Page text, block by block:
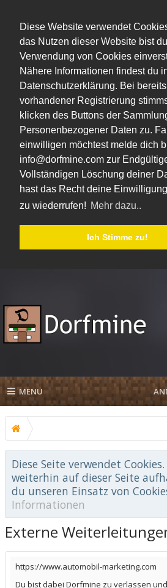
Diese Website verwendet
das Nutzen dieser Website bist
Verwendung von Cookies
Nähere Informationen findest du
Datenschutzerklärung. Bei bereits
vorhandener Registrierung
klicken des Buttons der
Personenbezogener Daten zu.
einwilligen möchtest melde dich
info@dorfmine.com zur
Vollständigen Löschung deiner
hast das Recht deine
zu wiederrufen! Mehr dazu..
Ich Stimme zu!
MENU
Diese Seite verwendet
weiterhin auf dieser Seite
du unseren Einsatz von
Informationen
Externe
https://www.automobil-marketing.com
Du bist dabei Dorfmine zu verlassen